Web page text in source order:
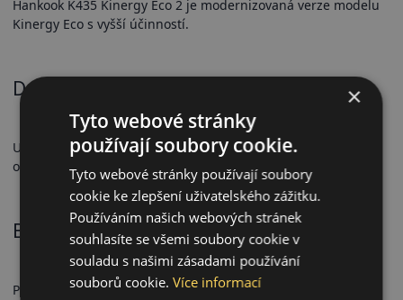
Hankook K435 Kinergy Eco 2 je modernizovaná verze modelu
Kinergy Eco s vyšší účinností.
Dezén a přilnavost
Upravený dezén zajišťuje stabilní přilnavost a rovnoměrné
opotřebení.
Bezpečnostní vlastnosti
Předvídatelné brzdění a stabilní chování.
×
Tyto webové stránky
používají soubory cookie.
Tyto webové stránky používají soubory
cookie ke zlepšení uživatelského zážitku.
Používáním našich webových stránek
souhlasíte se všemi soubory cookie v
souladu s našimi zásadami používání
souborů cookie.Více informací